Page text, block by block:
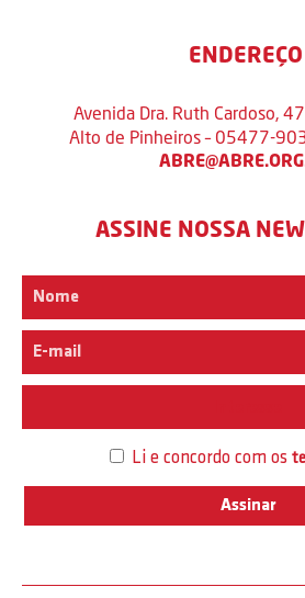
ENDEREÇO
Avenida Dra. Ruth Cardoso,
Alto de Pinheiros – 05477-903
ASSINE NOSSA
Li e concordo com os